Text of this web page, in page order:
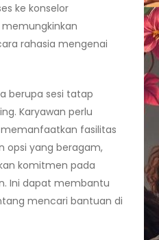
ke konselor
memungkinkan
rahasia mengenai
berupa sesi tatap
Karyawan perlu
fasilitas
opsi yang beragam,
komitmen pada
Ini dapat membantu
mencari bantuan di